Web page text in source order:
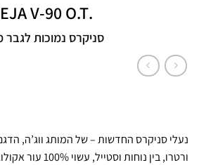
.VEJA V-90 O.T
סניקרס נמוכות לגבר
נעלי סניקרס החדשות – של המותג ווג’ה,
ורטרו, בין נוחות